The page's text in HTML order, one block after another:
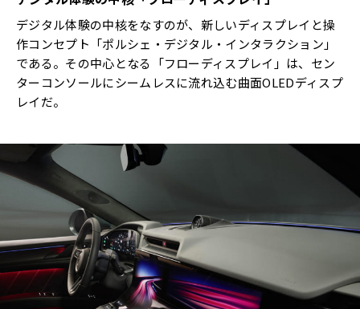
デジタル体験の中核をなすのが、新しいディスプレイと操
作コンセプト「ポルシェ・デジタル・インタラクション」
である。その中心となる「フローディスプレイ」は、セン
ターコンソールにシームレスに流れ込む曲面OLEDディスプ
レイだ。